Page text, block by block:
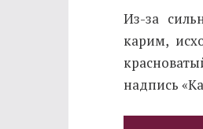
Из-за
карим,
надпись